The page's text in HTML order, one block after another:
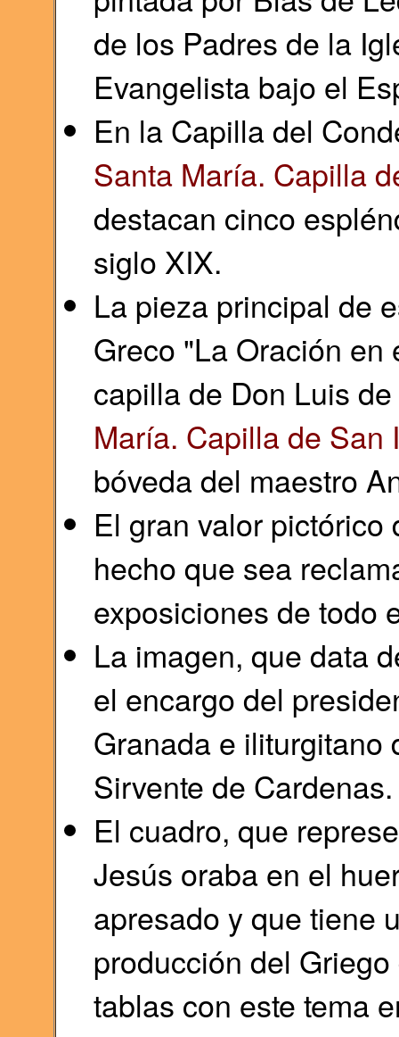
de los Padres de la
Evangelista bajo el
En la Capilla del
Santa María. Capilla
destacan cinco
siglo XIX.
La pieza principal de
Greco "La Oración
capilla de Don Luis
María. Capilla de San
bóveda del maestro
El gran valor
hecho que sea
exposiciones de todo
La imagen, que data
el encargo del
Granada e iliturgitano
Sirvente de Cardenas.
El cuadro, que
Jesús oraba en el
apresado y que tiene
producción del
tablas con este tema